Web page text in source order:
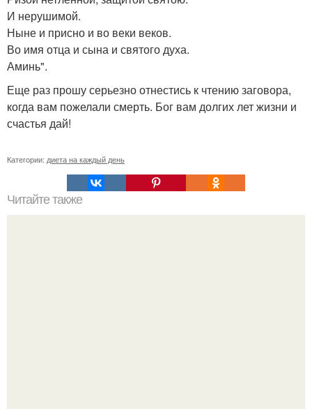
И нерушимой.
Ныне и присно и во веки веков.
Во имя отца и сына и святого духа.
Аминь".
Еще раз прошу серьезно отнестись к чтению заговора,
когда вам пожелали смерть. Бог вам долгих лет жизни и
счастья дай!
Категории: диета на каждый день
Читайте также